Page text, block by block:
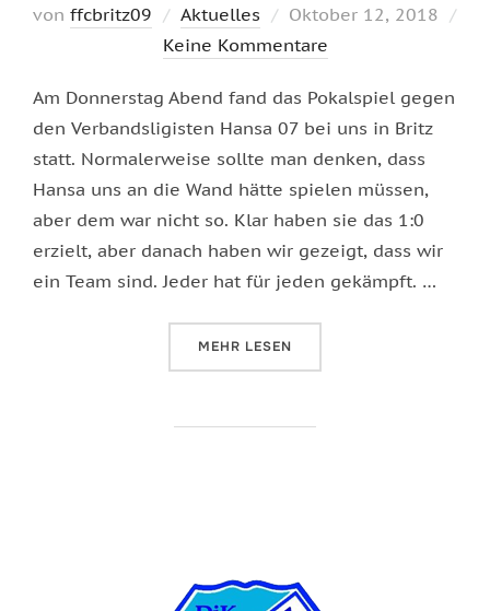
von ffcbritz09 Aktuelles
Veröffentlicht
am
Oktober 12, 2018
Keine Kommentare
Am Donnerstag Abend fand das Pokalspiel gegen
den Verbandsligisten Hansa 07 bei uns in Britz
statt. Normalerweise sollte man denken, dass
Hansa uns an die Wand hätte spielen müssen,
aber dem war nicht so. Klar haben sie das 1:0
erzielt, aber danach haben wir gezeigt, dass wir
ein Team sind. Jeder hat für jeden gekämpft. …
MEHR ÜBER „ENDLICH WIEDER EIN
LESEN